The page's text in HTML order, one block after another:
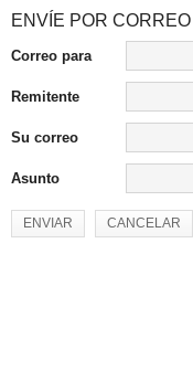
ENVÍE POR
Correo para
Remitente
Su correo
Asunto
ENVIAR CANCELAR